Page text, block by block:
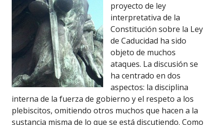
proyecto de ley
interpretativa de la
Constitución sobre la Ley
de Caducidad ha sido
objeto de muchos
ataques. La discusión se
ha centrado en dos
aspectos: la disciplina
interna de la fuerza de gobierno y el respeto a los
plebiscitos, omitiendo otros muchos que hacen a la
sustancia misma de lo que se está discutiendo. Como